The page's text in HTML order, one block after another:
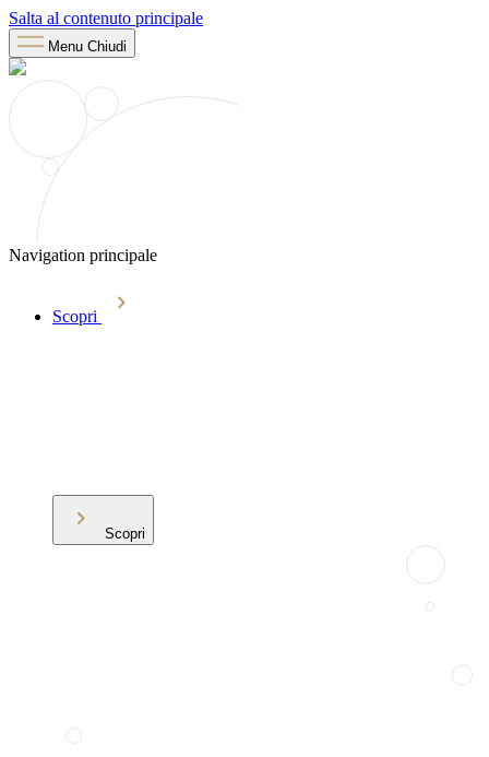
Salta al contenuto principale
Menu Chiudi
Navigation principale
Scopri
Scopri